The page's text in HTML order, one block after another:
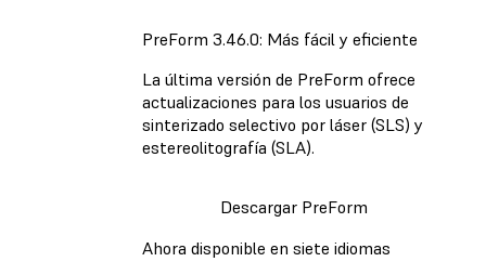
PreForm 3.46.0: Más fácil y eficiente
La última versión de PreForm ofrece
actualizaciones para los usuarios de
sinterizado selectivo por láser (SLS) y
estereolitografía (SLA).
Descargar PreForm
Ahora disponible en siete idiomas